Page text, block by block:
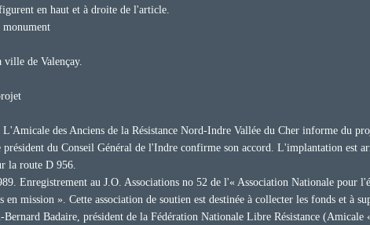
en haut et à droite de l'article.
monument
de Valençay.
des Anciens de la Résistance Nord-Indre Vallée du Cher informe du
du Conseil Général de l'Indre confirme son accord. L'implantation est
la route D 956.
Enregistrement au J.O. Associations no 52 de l'« Association Nationale pour
en mission ». Cette association de soutien est destinée à collecter les fonds et à
Bernard Badaire, président de la Fédération Nationale Libre Résistance (Amicale